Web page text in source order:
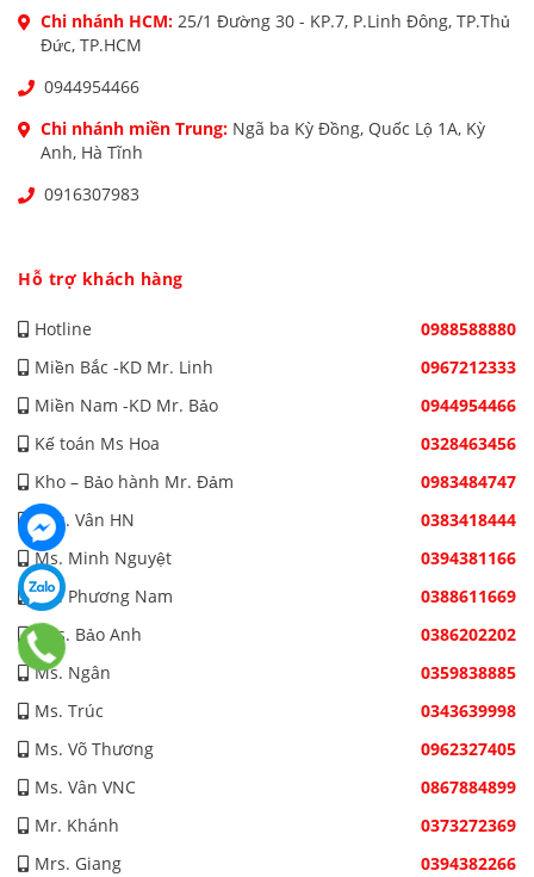
Chi nhánh HCM: 25/1 Đường 30 - KP.7, P.Linh Đông, TP.Thủ
Đức, TP.HCM
0944954466
Chi nhánh miền Trung: Ngã ba Kỳ Đồng, Quốc Lộ 1A, Kỳ
Anh, Hà Tĩnh
0916307983
Hỗ trợ khách hàng
Hotline
0988588880
Miền Bắc -KD Mr. Linh
0967212333
Miền Nam -KD Mr. Bảo
0944954466
Kế toán Ms Hoa
0328463456
Kho – Bảo hành Mr. Đảm
0983484747
Mrs. Vân HN
0383418444
Ms. Minh Nguyệt
0394381166
Ms. Phương Nam
0388611669
Mrs. Bảo Anh
0386202202
Ms. Ngân
0359838885
Ms. Trúc
0343639998
Ms. Võ Thương
0962327405
Ms. Vân VNC
0867884899
Mr. Khánh
0373272369
Mrs. Giang
0394382266